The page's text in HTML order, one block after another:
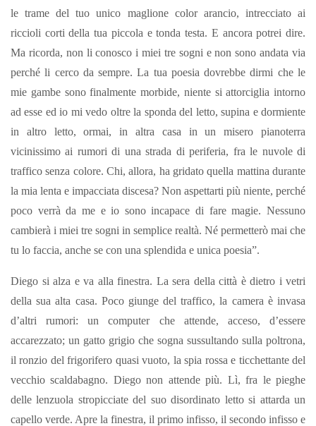
le trame del tuo unico maglione color arancio, intrecciato ai
riccioli corti della tua piccola e tonda testa. E ancora potrei dire.
Ma ricorda, non li conosco i miei tre sogni e non sono andata via
perché li cerco da sempre. La tua poesia dovrebbe dirmi che le
mie gambe sono finalmente morbide, niente si attorciglia intorno
ad esse ed io mi vedo oltre la sponda del letto, supina e dormiente
in altro letto, ormai, in altra casa in un misero pianoterra
vicinissimo ai rumori di una strada di periferia, fra le nuvole di
traffico senza colore. Chi, allora, ha gridato quella mattina durante
la mia lenta e impacciata discesa? Non aspettarti più niente, perché
poco verrà da me e io sono incapace di fare magie. Nessuno
cambierà i miei tre sogni in semplice realtà. Né permetterò mai che
tu lo faccia, anche se con una splendida e unica poesia”.
Diego si alza e va alla finestra. La sera della città è dietro i vetri
della sua alta casa. Poco giunge del traffico, la camera è invasa
d’altri rumori: un computer che attende, acceso, d’essere
accarezzato; un gatto grigio che sogna sussultando sulla poltrona,
il ronzio del frigorifero quasi vuoto, la spia rossa e ticchettante del
vecchio scaldabagno. Diego non attende più. Lì, fra le pieghe
delle lenzuola stropicciate del suo disordinato letto si attarda un
capello verde. Apre la finestra, il primo infisso, il secondo infisso e